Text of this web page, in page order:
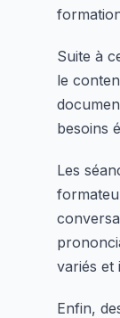
Suite à
le
besoins
Les
variés et
Enfin,